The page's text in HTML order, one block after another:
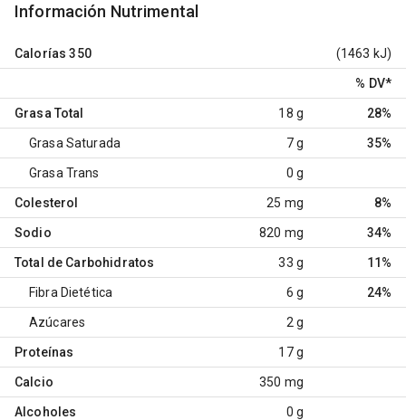
Información Nutrimental
Calorías 350 (1463 kJ)
% DV*
Grasa Total 18 g 28%
Grasa Saturada 7 g 35%
Grasa Trans 0 g
Colesterol 25 mg 8%
Sodio 820 mg 34%
Total de Carbohidratos 33 g 11%
Fibra Dietética 6 g 24%
Azúcares 2 g
Proteínas 17 g
Calcio 350 mg
Alcoholes 0 g